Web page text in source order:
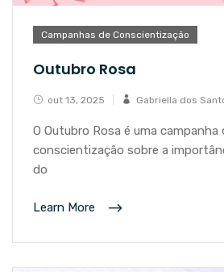
Campanhas de Conscientização
Outubro Rosa
out 13, 2025 Gabriella dos
O Outubro Rosa é uma campanha
conscientização sobre a
do
Learn More